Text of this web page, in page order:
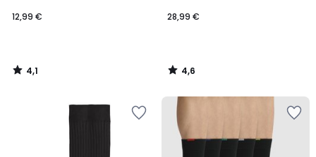
12,99 €
4,1
/
28,99 €
4,6
/